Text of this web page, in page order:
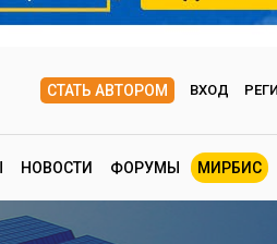
СТАТЬ АВТОРОМ ВХОД
НОВОСТИ ФОРУМЫ МИРБИС